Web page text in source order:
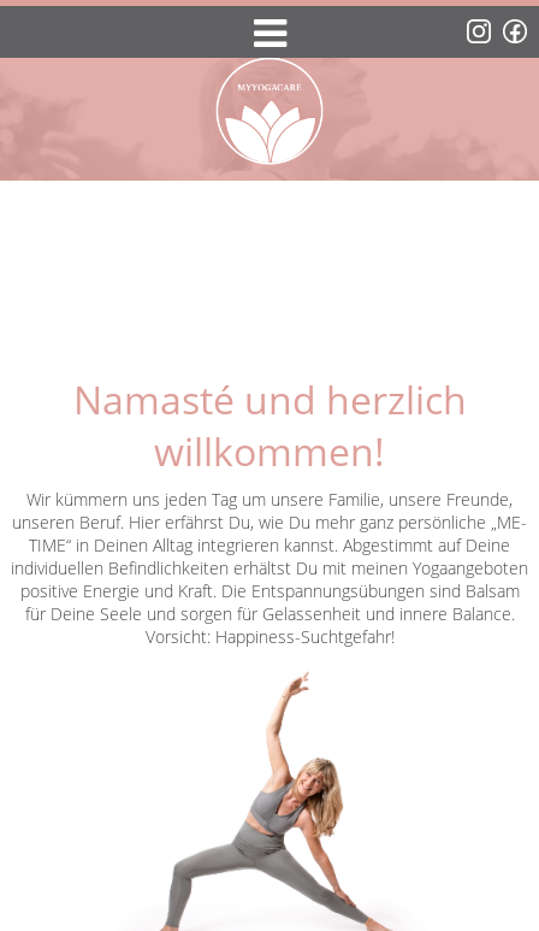
Namasté und herzlich
willkommen!
Wir kümmern uns jeden Tag um unsere Familie, unsere Freunde,
unseren Beruf. Hier erfährst Du, wie Du mehr ganz persönliche „ME-
TIME“ in Deinen Alltag integrieren kannst. Abgestimmt auf Deine
individuellen Befindlichkeiten erhältst Du mit meinen Yogaangeboten
positive Energie und Kraft. Die Entspannungsübungen sind Balsam
für Deine Seele und sorgen für Gelassenheit und innere Balance.
Vorsicht: Happiness-Suchtgefahr!